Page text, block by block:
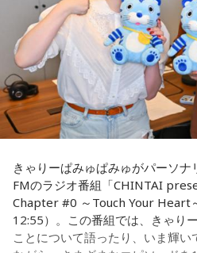
ます。年々、乗客で銃撃を体験さ
り、去年はわずかにお二人でした
は、不思議と減ることがありませ
毎年、新たに銃撃を知った人たち
訪ねて下さるのだそうです。
いた女性の方のお孫さんがおっし
と思います。
「祖母は亡くなるまでずっと、
きゃりーは、いろんなところから
とが多かったそうで、クリエイテ
也さんとのランチでも「今、きゃ
一番すごいんじゃないかな」と名
りくんのYouTubeチャンネルに
出演していた回を見て「すごく
た」と興味を持ったそうです。
一方のゆとりくんも、きゃりーに
らスターでした」と笑顔で答え
月違いという共通点に加え、10代
ョン誌「HR」の同じ号に掲載さ
は当時を懐かしく振り返ります。
きゃりーぱみゅぱみゅがパーソナ
FMのラジオ番組「CHINTAI
Chapter #0 ～Touch Your Heart
12:55）。この番組では、きゃり
ことについて語ったり、いま輝